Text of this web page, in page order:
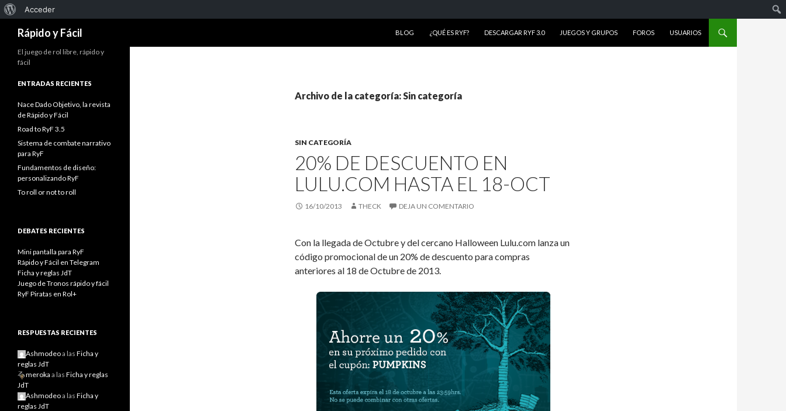
Acerca
de
Acceder
Rápido y Fácil
BLOG
¿QUÉ ES RYF? DESCARGAR RYF 3.0 JUEGOS Y GRUPOS FOROS USUARIOS
Archivo de la categoría: Sin categoría
SIN CATEGORÍA
20% DE DESCUENTO EN
LULU.COM HASTA EL 18-OCT
16/10/2013 THECK DEJA UN COMENTARIO
Con la llegada de Octubre y del cercano Halloween Lulu.com lanza un
código promocional de un 20% de descuento para compras
anteriores al 18 de Octubre de 2013.
El juego de rol libre, rápido y
fácil
ENTRADAS RECIENTES
Nace Dado Objetivo, la revista
de Rápido y Fácil
Road to RyF 3.5
Sistema de combate narrativo
para RyF
Fundamentos de diseño:
personalizando RyF
To roll or not to roll
DEBATES RECIENTES
Mini pantalla para RyF
Rápido y Fácil en Telegram
Ficha y reglas JdT
Juego de Tronos rápido y fácil
RyF Piratas en Rol+
RESPUESTAS RECIENTES
Ashmodeoa las Ficha y
reglas JdT
meroka a las Ficha y reglas
JdT
Ashmodeoa las Ficha y
reglas JdT